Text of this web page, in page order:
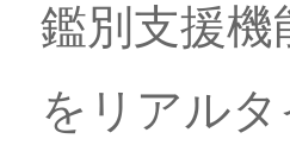
鑑別支援
をリアル